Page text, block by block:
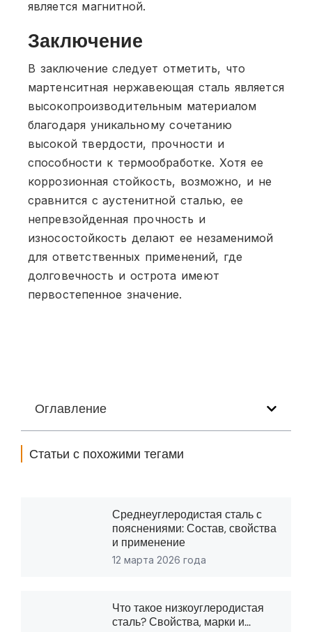
является магнитной.
Заключение
В заключение следует отметить, что
мартенситная нержавеющая сталь является
высокопроизводительным материалом
благодаря уникальному сочетанию
высокой твердости, прочности и
способности к термообработке. Хотя ее
коррозионная стойкость, возможно, и не
сравнится с аустенитной сталью, ее
непревзойденная прочность и
износостойкость делают ее незаменимой
для ответственных применений, где
долговечность и острота имеют
первостепенное значение.
Оглавление
Статьи с похожими тегами
Среднеуглеродистая сталь с
пояснениями: Состав, свойства
и применение
12 марта 2026 года
Что такое низкоуглеродистая
сталь? Свойства, марки и...